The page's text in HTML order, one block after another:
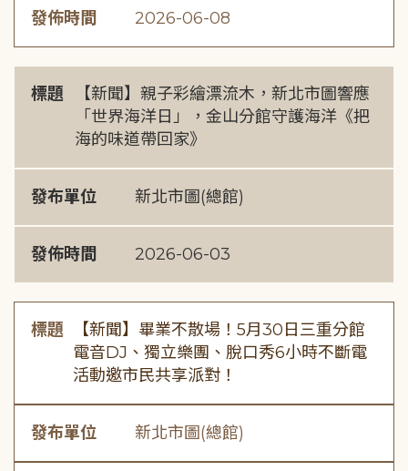
發佈時間 2026-06-08
標題
【新聞】親子彩繪漂流木，新北市圖響應
「世界海洋日」，金山分館守護海洋《把
海的味道帶回家》
發布單位 新北市圖(總館)
發佈時間 2026-06-03
標題
【新聞】畢業不散場！5月30日三重分館
電音DJ、獨立樂團、脫口秀6小時不斷電
活動邀市民共享派對！
發布單位 新北市圖(總館)